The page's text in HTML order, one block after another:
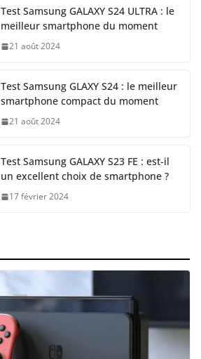
Test Samsung GALAXY S24 ULTRA : le
meilleur smartphone du moment
21 août 2024
Test Samsung GLAXY S24 : le meilleur
smartphone compact du moment
21 août 2024
Test Samsung GALAXY S23 FE : est-il
un excellent choix de smartphone ?
17 février 2024